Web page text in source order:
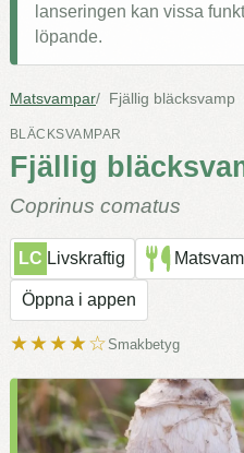
lanseringen kan vissa
löpande.
Matsvampar Fjällig bläcksvamp
BLÄCKSVAMPAR
Fjällig
Coprinus comatus
LC Livskraftig
Öppna i appen
★★★★☆Smakbetyg